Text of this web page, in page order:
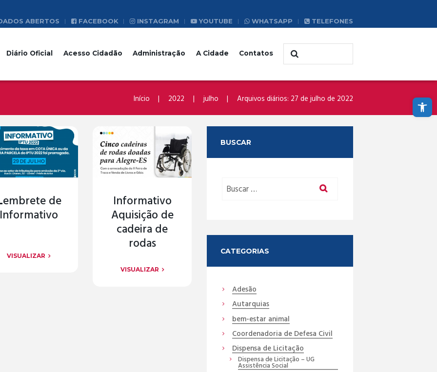
Abrir a barra de ferramentas
ABERTOS FACEBOOK INSTAGRAM YOUTUBE WHATSAPP TELEFONES
Diário Oficial Acesso Cidadão Administração A Cidade Contatos
Início 2022 julho Arquivos diários: 27 de julho de 2022
de
Informativo
VISUALIZAR
Informativo
Aquisição de
cadeira de
rodas
VISUALIZAR
BUSCAR
CATEGORIAS
Adesão
Autarquias
bem-estar animal
Coordenadoria de Defesa Civil
Dispensa de Licitação
Dispensa de Licitação – UG
Assistência Social